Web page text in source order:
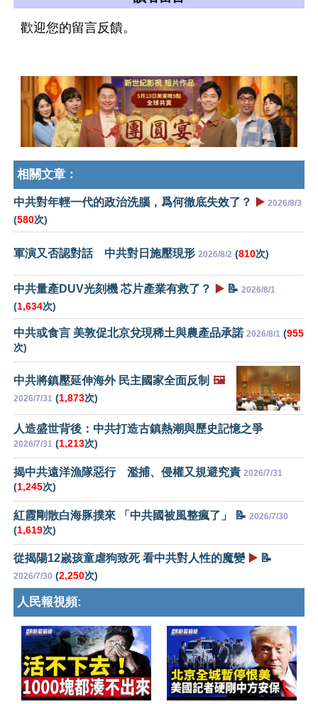
歡迎您的留言反饋。
相關文章：
中共對年輕一代的政治洗腦，爲何徹底失效了？ ▶️ 2026/8/3
(580次)
軍演又否認對話 中共對日施壓現形 2026/8/2 (810次)
中共量產DUV光刻機 芯片產業有救了？ ▶️ 📝 2026/8/1
(1,634次)
中共或食言 美敦促北京兌現稀土與農產品承諾 2026/8/1 (955
次)
中共將鎮壓延伸海外 民主國家全面反制 🖼️
2026/7/31 (1,873次)
人造盛世背後：中共打造古鎮熱潮與歷史記憶之爭
2026/7/31 (1,213次)
揭中共遠洋漁隊惡行 濫捕、侵權又規避究責 2026/7/31
(1,245次)
紅霞剛散白海豚撲來 「中共國被風整瘋了」 📝 2026/7/30
(1,619次)
從揭陽12嵗孩童虐狗致死 看中共對人性的魔變 ▶️ 📝
2026/7/30 (2,250次)
人民報視頻: